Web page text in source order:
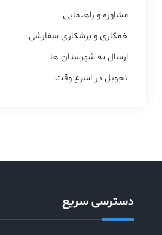
مشاوره و راهنمایی
خمکاری و برشکاری سفارشی
ارسال به شهرستان ها
تحویل در اسرع وقت
دسترسی سریع